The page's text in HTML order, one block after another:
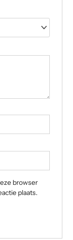
browser
plaats.